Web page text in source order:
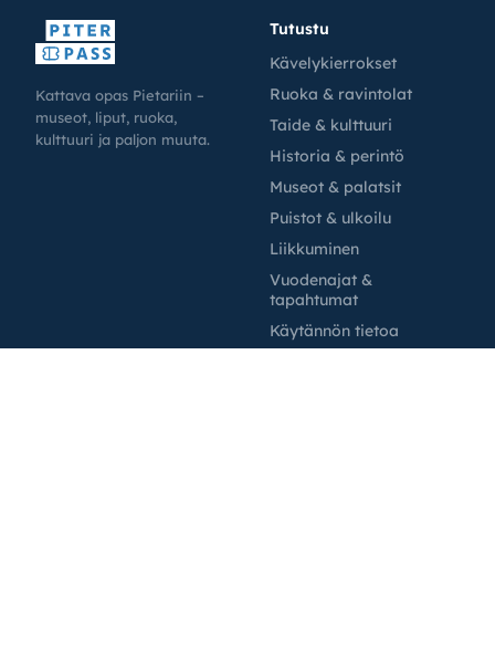
Kattava opas Pietariin –
museot, liput, ruoka,
kulttuuri ja paljon muuta.
Tutustu
Kävelykierrokset
Ruoka & ravintolat
Taide & kulttuuri
Historia & perintö
Museot & palatsit
Puistot & ulkoilu
Liikkuminen
Vuodenajat &
tapahtumat
Käytännön tietoa